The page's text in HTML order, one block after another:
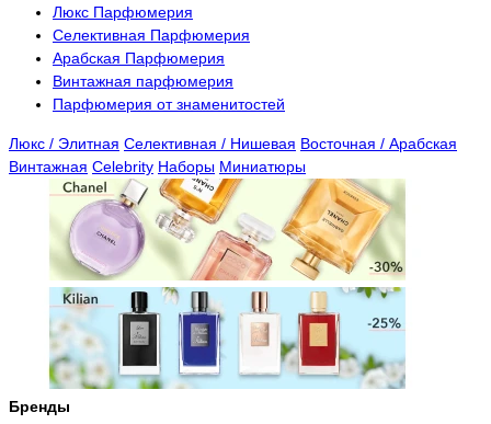
Люкс Парфюмерия
Селективная Парфюмерия
Арабская Парфюмерия
Винтажная парфюмерия
Парфюмерия от знаменитостей
Люкс / Элитная Селективная / Нишевая Восточная / Арабская
Винтажная Celebrity Наборы Миниатюры
Бренды